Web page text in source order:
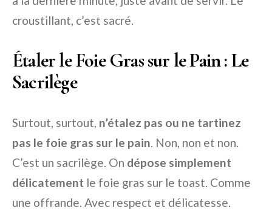
croustillant, c’est sacré.
Étaler le Foie Gras sur le Pain : Le
Sacrilège
Surtout, surtout, n’étalez pas ou ne tartinez
pas le foie gras sur le pain. Non, non et non.
C’est un sacrilège. On dépose simplement
délicatement le foie gras sur le toast. Comme
une offrande. Avec respect et délicatesse.